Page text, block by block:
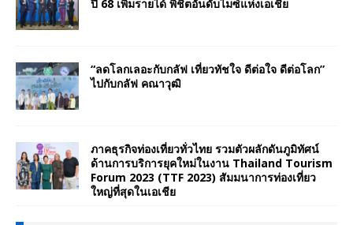
ปี 68 เพิ่มรายได้ พิชิตอันดับไมซ์แห่งเอเชีย
“ลดโลกเลอะกับกลัฟ เที่ยวทัชใจ ดีต่อใจ ดีต่อโลก”
ไปกับกลัฟ คณาวุฒิ
ภาคธุรกิจท่องเที่ยวทั่วไทย รวมตัวผลักดันภูมิทัศน์
ด้านการบริการยุคใหม่ในงาน Thailand Tourism
Forum 2023 (TTF 2023) สัมมนาการท่องเที่ยว
ใหญ่ที่สุดในเอเชีย